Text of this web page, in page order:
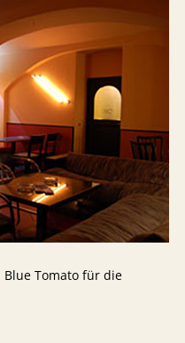
Blue Tomato für die